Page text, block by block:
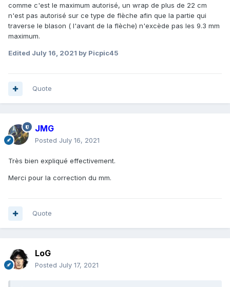
comme c'est le maximum autorisé, un wrap de plus de 22 cm
n'est pas autorisé sur ce type de flèche afin que la partie qui
traverse le blason ( l'avant de la flèche) n'excède pas les 9.3 mm
maximum.
Edited July 16, 2021 by Picpic45
Quote
JMG
Posted July 16, 2021
Très bien expliqué effectivement.
Merci pour la correction du mm.
Quote
LoG
Posted July 17, 2021